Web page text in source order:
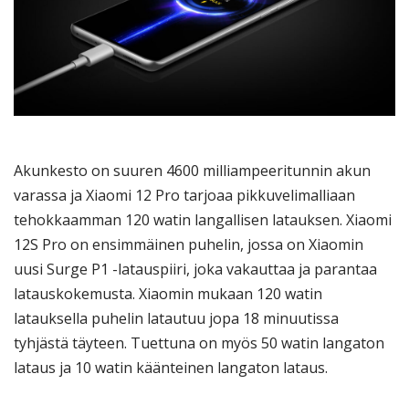
Akunkesto on suuren 4600 milliampeeritunnin akun
varassa ja Xiaomi 12 Pro tarjoaa pikkuvelimalliaan
tehokkaamman 120 watin langallisen latauksen. Xiaomi
12S Pro on ensimmäinen puhelin, jossa on Xiaomin
uusi Surge P1 -latauspiiri, joka vakauttaa ja parantaa
latauskokemusta. Xiaomin mukaan 120 watin
latauksella puhelin latautuu jopa 18 minuutissa
tyhjästä täyteen. Tuettuna on myös 50 watin langaton
lataus ja 10 watin käänteinen langaton lataus.